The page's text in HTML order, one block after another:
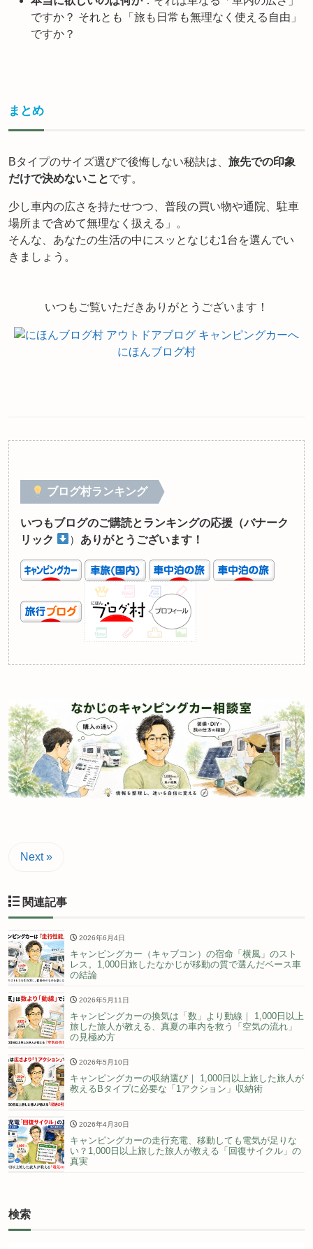
ですか？ それとも「旅も日常も無理なく使える自由」
ですか？
まとめ
Bタイプのサイズ選びで後悔しない秘訣は、 旅先での印象
だけで決めないことです。
少し車内の広さを持たせつつ、普段の買い物や通院、駐車
場所まで含めて無理なく扱える」。
そんな、あなたの生活の中にスッとなじむ1台を選んでい
きましょう。
いつもご覧いただきありがとうございます！
にほんブログ村
ブログ村ランキング
いつもブログのご購読とランキングの応援（バナーク
リック
） ありがとうございます！
Next »
関連記事
2026年6月4日
キャンピングカー（キャブコン）の宿命「横風」のスト
レス。1,000日旅したなかじが移動の質で選んだベース車
の結論
2026年5月11日
キャンピングカーの換気は「数」より動線｜ 1,000日以上
旅した旅人が教える、真夏の車内を救う「空気の流れ」
の見極め方
2026年5月10日
キャンピングカーの収納選び｜ 1,000日以上旅した旅人が
教えるBタイプに必要な「1アクション」収納術
2026年4月30日
キャンピングカーの走行充電、移動しても電気が足りな
い？1,000日以上旅した旅人が教える「回復サイクル」の
真実
検索